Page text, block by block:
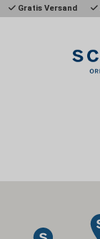
Gratis Versand